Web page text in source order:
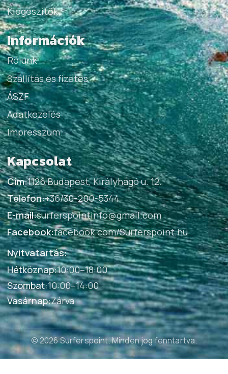
Kiegészítők
Információk
Rólunk
Szállítás és fizetés
ÁSZF
Adatkezelés
Impresszum
Kapcsolat
Cím:1126 Budapest, Királyhágó u. 12.
Telefon:+36/30-200-5344
E-mail:surferspointinfo@gmail.com
Facebook:facebook.com/Surferspoint.hu
Nyitvatartás:
Hétköznap:10:00–18:00
Szombat:10:00–14:00
Vasárnap:Zárva
© 2026 Surferspoint. Minden jog fenntartva.